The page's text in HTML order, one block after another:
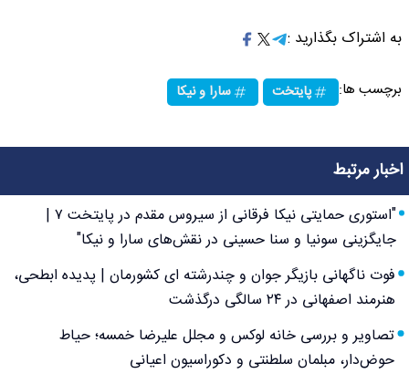
به اشتراک بگذارید :
برچسب ها: پایتخت سارا و نیکا
اخبار مرتبط
"استوری حمایتی نیکا فرقانی از سیروس مقدم در پایتخت ۷ |
جایگزینی سونیا و سنا حسینی در نقش‌های سارا و نیکا"
فوت ناگهانی بازیگر جوان و چندرشته‌ ای کشورمان | پدیده ابطحی،
هنرمند اصفهانی در ۲۴ سالگی درگذشت
تصاویر و بررسی خانه لوکس و مجلل علیرضا خمسه؛ حیاط
حوض‌دار، مبلمان سلطنتی و دکوراسیون اعیانی